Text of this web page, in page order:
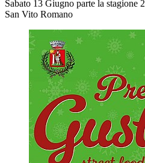
Sabato 13 Giugno parte la stagione
San Vito Romano